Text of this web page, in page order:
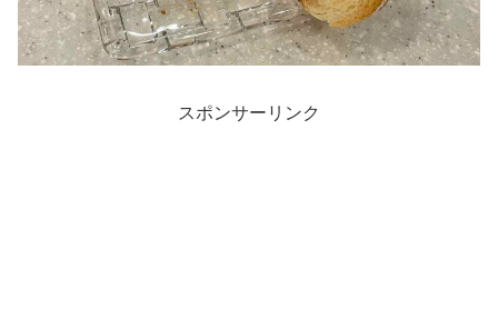
スポンサーリンク